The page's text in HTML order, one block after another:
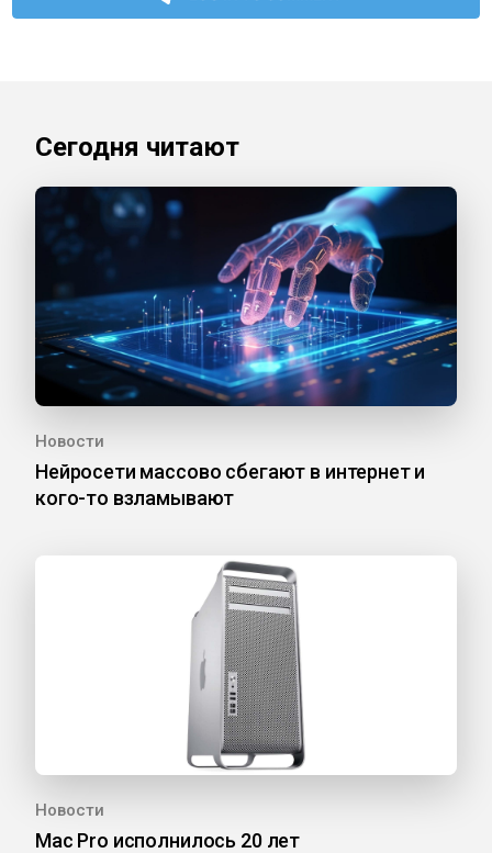
Сегодня читают
Новости
Нейросети массово сбегают в интернет и
кого-то взламывают
Новости
Mac Pro исполнилось 20 лет